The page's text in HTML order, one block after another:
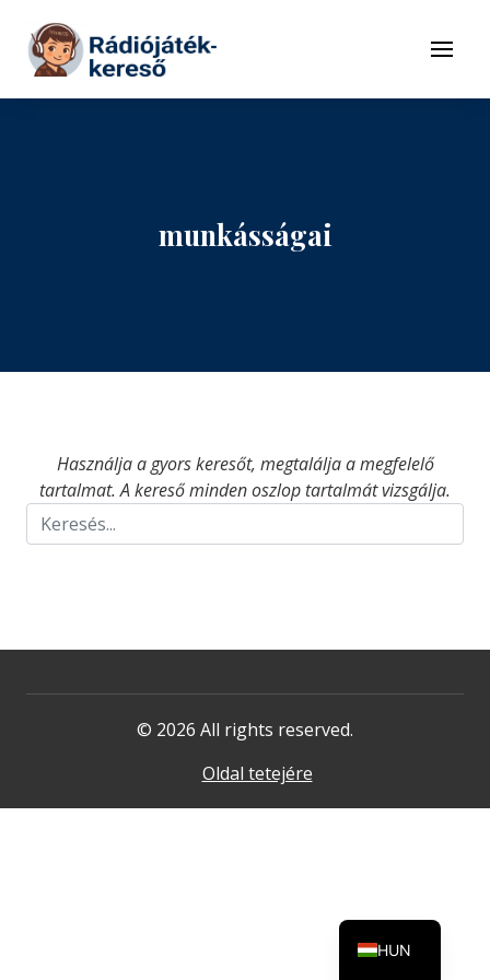
Tovább a tartalomhoz
Menü
munkásságai
Használja a gyors keresőt, megtalálja a megfelelő
tartalmat. A kereső minden oszlop tartalmát vizsgálja.
© 2026 All rights reserved.
Oldal tetejére
HUN